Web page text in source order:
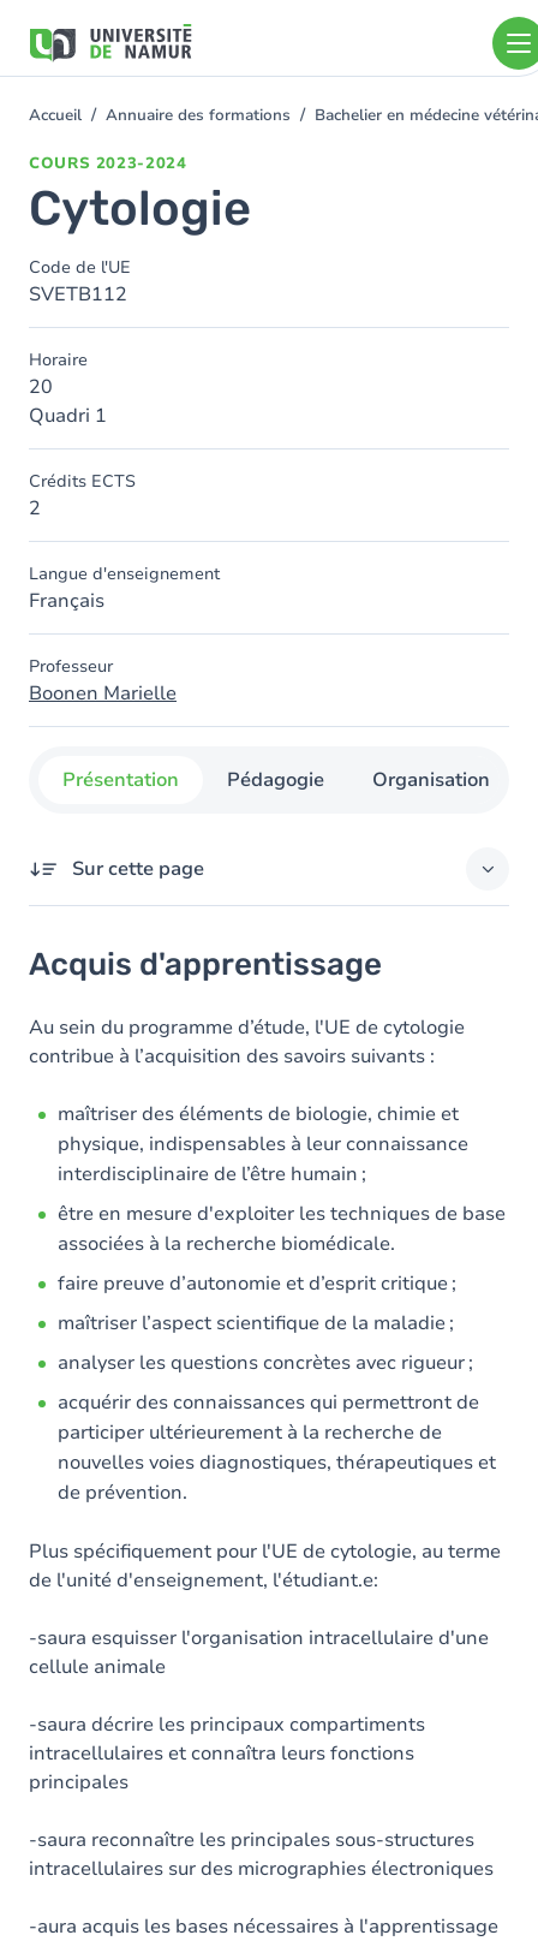
contenu
You
Accueil Annuaire des formations Bachelier en médecine
COURS 2023-2024
Cytologie
Code de l'UE
SVETB112
Horaire
20
Quadri 1
Crédits ECTS
2
Langue d'enseignement
Français
Professeur
Boonen Marielle
Présentation Pédagogie Organisation
Sur cette page
Objectifs
Contenu
Acquis d'apprentissage
Au sein du programme d’étude, l'UE de cytologie
contribue à l’acquisition des savoirs suivants :
maîtriser des éléments de biologie, chimie et
physique, indispensables à leur connaissance
interdisciplinaire de l’être humain ;
être en mesure d'exploiter les techniques de base
associées à la recherche biomédicale.
faire preuve d’autonomie et d’esprit critique ;
maîtriser l’aspect scientifique de la maladie ;
analyser les questions concrètes avec rigueur ;
acquérir des connaissances qui permettront de
participer ultérieurement à la recherche de
nouvelles voies diagnostiques, thérapeutiques et
de prévention.
Plus spécifiquement pour l'UE de cytologie, au terme
de l'unité d'enseignement, l'étudiant.e:
-saura esquisser l'organisation intracellulaire d'une
cellule animale
-saura décrire les principaux compartiments
intracellulaires et connaîtra leurs fonctions
principales
-saura reconnaître les principales sous-structures
intracellulaires sur des micrographies électroniques
-aura acquis les bases nécessaires à l'apprentissage